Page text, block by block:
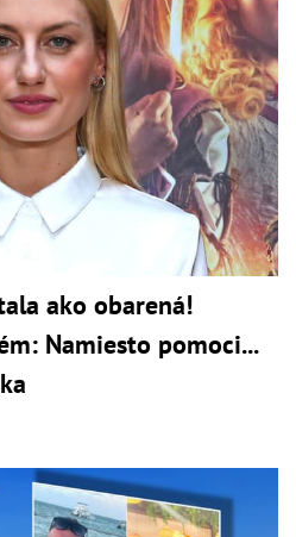
ako obarená!
Namiesto pomoci...